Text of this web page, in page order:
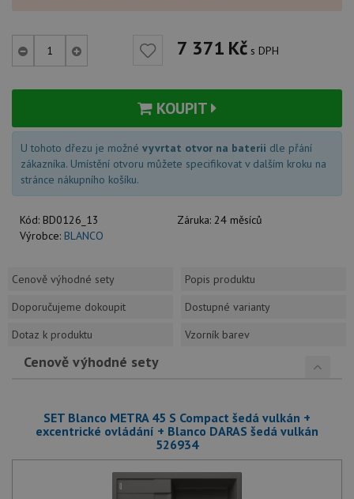
7 371 Kč s DPH
KOUPIT
U tohoto dřezu je možné vyvrtat otvor na baterii dle přání
zákazníka. Umístění otvoru můžete specifikovat v dalším kroku na
stránce nákupního košíku.
Kód: BD0126_13 Záruka: 24 měsíců
Výrobce: BLANCO
Cenově výhodné sety
Popis produktu
Doporučujeme dokoupit
Dostupné varianty
Dotaz k produktu
Vzorník barev
Cenově výhodné sety
SET Blanco METRA 45 S Compact šedá vulkán +
excentrické ovládání + Blanco DARAS šedá vulkán
526934